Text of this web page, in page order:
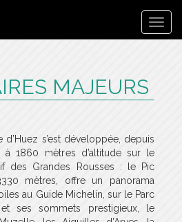
MAJEURS
d’Huez s’est développée, depuis
à 1860 mètres d’altitude sur le
des Grandes Rousses : le Pic
mètres, offre un panorama
au Guide Michelin, sur le Parc
ses sommets prestigieux, le